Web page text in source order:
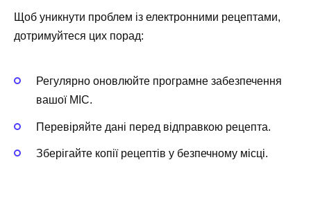
Щоб уникнути проблем із електронними рецептами,
дотримуйтеся цих порад:
Регулярно оновлюйте програмне забезпечення
вашої МІС.
Перевіряйте дані перед відправкою рецепта.
Зберігайте копії рецептів у безпечному місці.